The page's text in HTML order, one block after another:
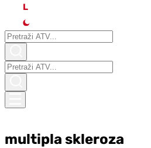
L
multipla skleroza